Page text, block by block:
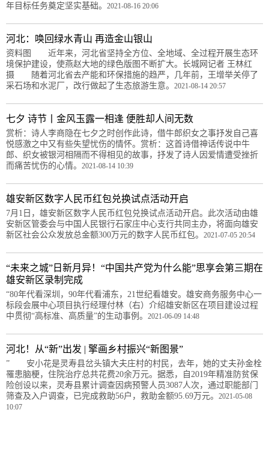
年目标任务奠定坚实基础。 2021-08-16 20:06
河北：唤回绿水青山 再造金山银山
资料图 近年来，河北省坚持全方位、全地域、全过程开展生态环
境保护建设，使燕赵大地的绿色版图不断扩大。长城网记者 王林红
摄 随着河北省去产能和环保措施的趋严，几年前，王增举关停了
采石场和水泥厂，改行做起了生态旅游生意。 2021-08-14 20:57
七夕 诗节丨金风玉露一相逢 便胜却人间无数
赏析：诗人李商隐在七夕之时创作此诗，借牛郎织女之事抒发自己喜
悦感激之中又有些失望忧伤的情怀。赏析：这首诗借神话传说中牛
郎、织女被银河相隔而不得相见的故事，抒发了诗人因爱情遭受挫折
而痛苦忧伤的心情。 2021-08-14 10:39
雄安新区数字人民币红包兑换试点活动开启
7月1日，雄安新区数字人民币红包兑换试点活动开启。此次活动由雄
安新区管委会与中国人民银行石家庄中心支行共同主办，将面向雄安
新区社会公众发放总金额300万元的数字人民币红包。 2021-07-05 20:54
“未来之城”日新月异！“中国共产党为什么能”思享会第三期在
雄安新区录制完成
“80年代看深圳，90年代看浦东，21世纪看雄安。雄安商务服务中心一
标段会展中心项目执行经理付林（右）介绍雄安新区在项目建设过程
中贯彻“高标准、高质量”的生动事例。 2021-06-09 14:48
河北！从“新”出发 | 擎画乡村振兴“新图景”
” 安小花是灵寿县岔头镇大夫庄村的村民，去年，她的丈夫孙金栓
罹患脑梗，住院治疗总共花费20余万元。据悉，自2019年精准防贫保
险创设以来，灵寿县累计调查因病预警人员3087人次，通过职能部门
筛查及入户调查，已完成救助56户，救助金额95.69万元。 2021-05-08
10:07